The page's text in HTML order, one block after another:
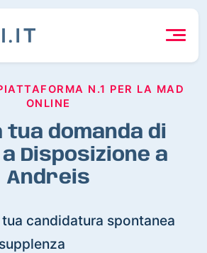
N.1 PER LA MAD
ONLINE
tua domanda di
Disposizione a
Andreis
candidatura spontanea